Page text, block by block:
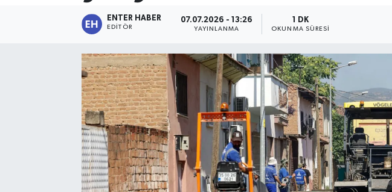
ENTER HABER
EDITÖR
07.07.2026 - 13:26
YAYINLANMA
1 DK
OKUNMA SÜRESI
KÜLTÜR SANAT
FRAGMANLAR